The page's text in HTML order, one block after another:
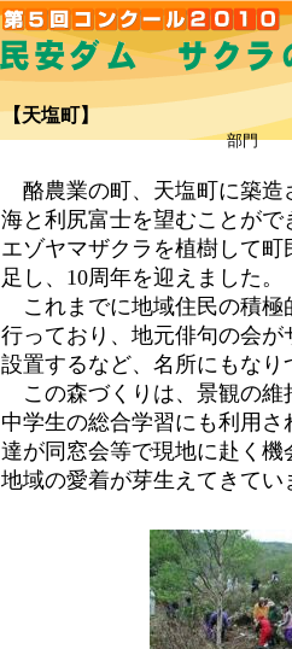
【天塩町】
部門
酪農業の町、天塩町に築造
海と利尻富士を望むことが
エゾヤマザクラを植樹して
足し、10周年を迎えました。
これまでに地域住民の積極
行っており、地元俳句の会
設置するなど、名所にもなり
この森づくりは、景観の維
中学生の総合学習にも利用
達が同窓会等で現地に赴く
地域の愛着が芽生えてきてい